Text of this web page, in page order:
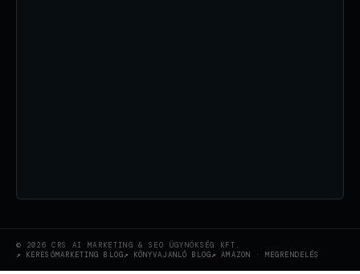
© 2026 CRS AI MARKETING & SEO ÜGYNÖKSÉG KFT.
KERESŐMARKETING BLOG
KÖNYVAJANLÓ BLOG AMAZON · MEGRENDELÉS